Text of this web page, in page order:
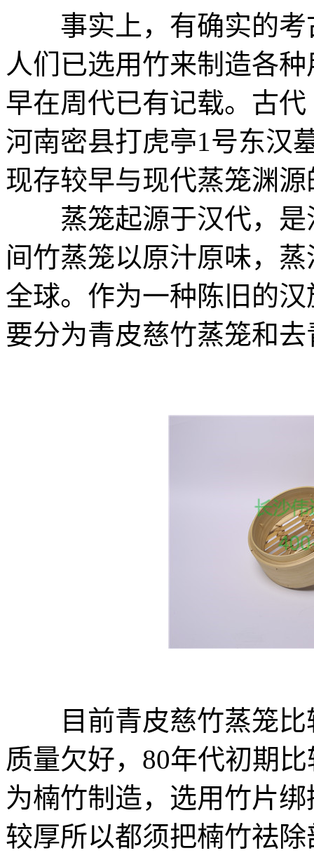
事实上，有确实的考
人们已选用竹来制造各
早在周代已有记载。古
河南密县打虎亭1号东汉
现存较早与现代蒸笼渊
蒸笼起源于汉代，是
间竹蒸笼以原汁原味，
全球。作为一种陈旧的
要分为青皮慈竹蒸笼和
目前青皮慈竹蒸笼比
质量欠好，80年代初期
为楠竹制造，选用竹片
较厚所以都须把楠竹祛